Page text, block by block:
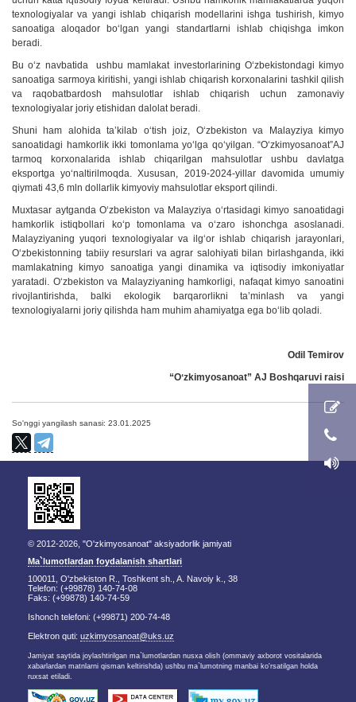
texnologiyalar va yangi ishlab chiqarish modellarini ishga tushirish, kimyo
sanoatiga aloqador boʻlgan yangi standartlarni ishlab chiqishga imkon
beradi.
Bu oʻz navbatida ushbu mamlakat investorlarining Oʻzbekistondagi kimyo
sanoatiga sarmoya kiritishi, yangi ishlab chiqarish korxonalarini tashkil qilish
va raqobatbardosh mahsulotlar ishlab chiqarish uchun zamonaviy
texnologiyalar joriy etishidan dalolat beradi.
Shuni ham alohida taʼkilab oʻtish joiz, Oʻzbekiston va Malayziya kimyo
sanoatidagi hamkorlik ikki tomonlama yoʻlga qoʻyilgan. “Oʻzkimyosanoat”AJ
tarmoq korxonalarida ishlab chiqarilgan mahsulotlar ushbu davlatga
eksportga yoʻnaltirilmoqda. Xususan, 2019-2024-yillar davomida umumiy
qiymati 43,6 mln dollarlik kimyoviy mahsulotlar eksport qilindi.
Muxtasar aytganda Oʻzbekiston va Malayziya oʻrtasidagi kimyo sanoatidagi
hamkorlik istiqbollari koʻp tomonlama va oʻzaro ishonchga asoslanadi.
Malayziyaning yuqori texnologiyalar va ilgʻor ishlab chiqarish jarayonlari,
Oʻzbekistonning tabiiy resurslari va agrar salohiyati bilan birlashganda, ikki
mamlakatning kimyo sanoatiga yangi dinamika va iqtisodiy imkoniyatlar
yaratadi. Oʻzbekiston va Malayziyaning hamkorligi, nafaqat kimyo sanoatini
rivojlantirishda, balki ekologik barqarorlikni taʼminlash va yangi
texnologiyalarni joriy qilishda ham muhim ahamiyatga ega boʻlib qoladi.
Odil Temirov
“Oʻzkimyosanoat” AJ Boshqaruvi raisi
So'nggi yangilash sanasi: 23.01.2025
© 2012-2026, "O'zkimyosanoat" aksiyadorlik jamiyati
Ma`lumotlardan foydalanish shartlari
100011, O'zbekiston R., Toshkent sh., A. Navoiy k., 38
Telefon: (+99878) 140-74-08
Faks: (+99878) 140-74-59
Ishonch telefoni: (+99871) 200-74-48
Elektron quti: uzkimyosanoat@uks.uz
Jamiyat saytida joylashtirilgan ma`lumotlardan nusxa olish (ommaviy axborot vositalarida
xabarlardan matnlarni qisman keltirishda) ushbu ma`lumotning manbai ko'rsatilgan holda
ruxsat etiladi.